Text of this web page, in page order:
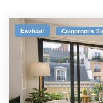
Exclusif Compromis